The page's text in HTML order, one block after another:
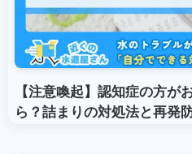
【注意喚起】認知症の方が
ら？詰まりの対処法と再発